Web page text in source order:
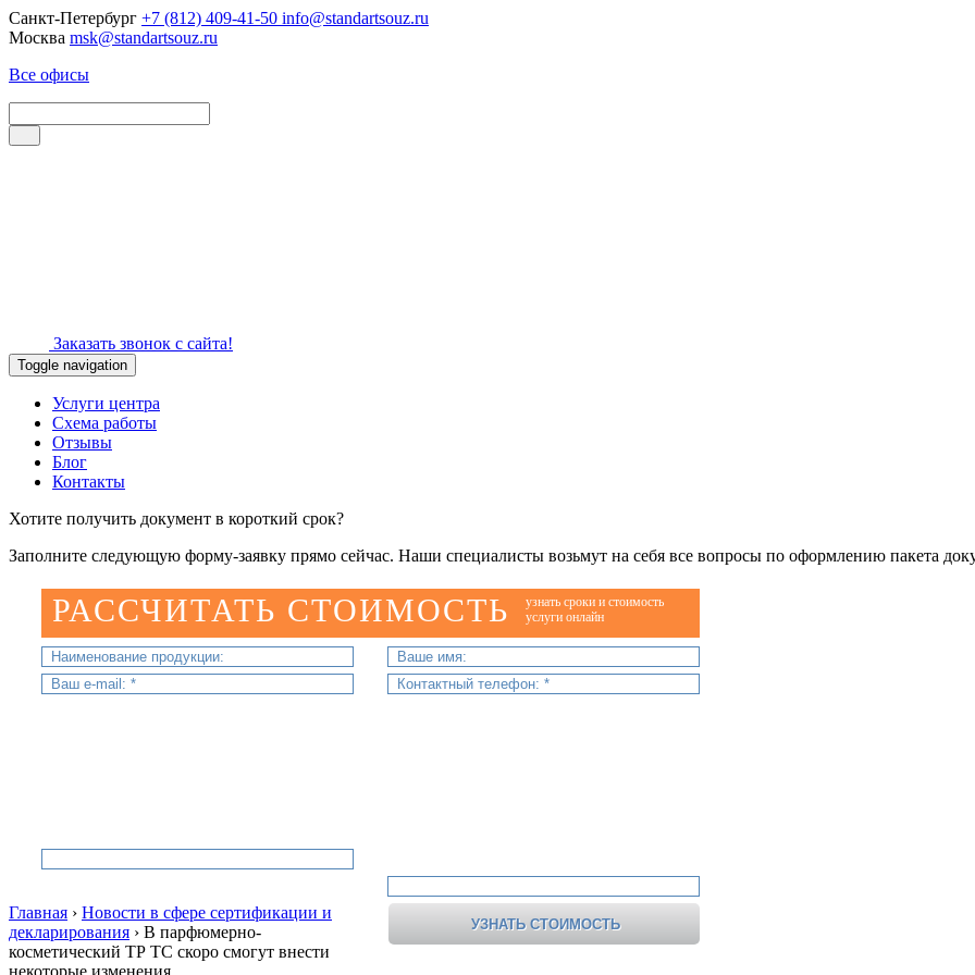
Санкт-Петербург +7 (812) 409-41-50 info@standartsouz.ru
Москва msk@standartsouz.ru
Все офисы
Заказать звонок с сайта!
Toggle navigation
Услуги центра
Схема работы
Отзывы
Блог
Контакты
Хотите получить документ в короткий срок?
Заполните следующую форму-заявку прямо сейчас. Наши специалисты возьмут на себя все вопросы по оформлению пакета
РАССЧИТАТЬ СТОИМОСТЬ
узнать сроки и стоимость
услуги онлайн
Главная › Новости в сфере сертификации и
декларирования › В парфюмерно-
косметический ТР ТС скоро смогут внести
некоторые изменения